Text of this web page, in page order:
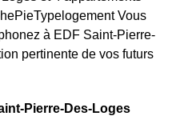
Vous
à EDF Saint-Pierre-
pertinente de vos futurs
Pierre-Des-Loges